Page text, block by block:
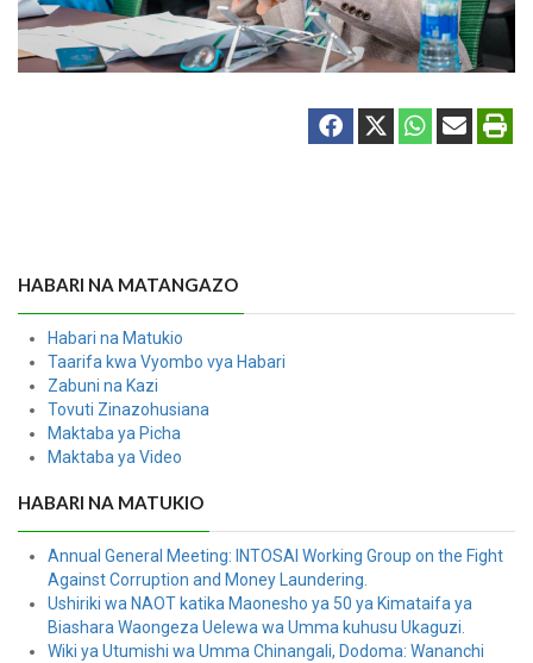
HABARI NA MATANGAZO
Habari na Matukio
Taarifa kwa Vyombo vya Habari
Zabuni na Kazi
Tovuti Zinazohusiana
Maktaba ya Picha
Maktaba ya Video
HABARI NA MATUKIO
Annual General Meeting: INTOSAI Working Group on the Fight
Against Corruption and Money Laundering.
Ushiriki wa NAOT katika Maonesho ya 50 ya Kimataifa ya
Biashara Waongeza Uelewa wa Umma kuhusu Ukaguzi.
Wiki ya Utumishi wa Umma Chinangali, Dodoma: Wananchi